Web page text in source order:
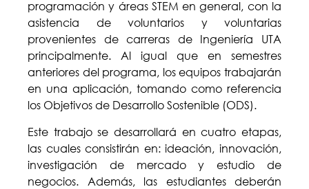
programación y áreas STEM en general, con la
asistencia de voluntarios y voluntarias
provenientes de carreras de Ingeniería UTA
principalmente. Al igual que en semestres
anteriores del programa, los equipos trabajarán
en una aplicación, tomando como referencia
los Objetivos de Desarrollo Sostenible (ODS).
Este trabajo se desarrollará en cuatro etapas,
las cuales consistirán en: ideación, innovación,
investigación de mercado y estudio de
negocios. Además, las estudiantes deberán